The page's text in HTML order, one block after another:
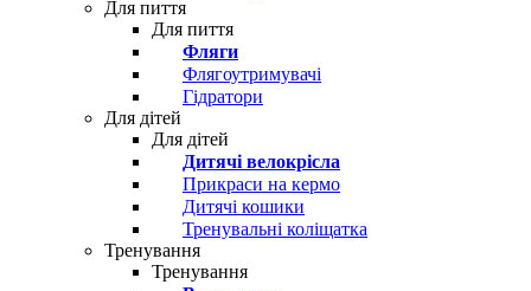
Для пиття
Для пиття
Фляги
Флягоутримувачі
Гідратори
Для дітей
Для дітей
Дитячі велокрісла
Прикраси на кермо
Дитячі кошики
Тренувальні коліщатка
Тренування
Тренування